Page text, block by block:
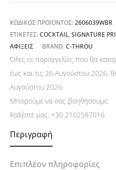
ΚΩΔΙΚΌΣ ΠΡΟΪΌΝΤΟΣ:2606039WBR
ΕΤΙΚΈΤΕΣ:COCKTAIL,SIGNATURE
ΑΦΊΞΕΙΣ
BRAND:C-THROU
Όλες οι παραγγελίες που θα
έως και τις 26 Αυγούστου 2026,
Αυγούστου 2026.
Μπορούμε να σας βοηθήσουμε;
Καλέστε μας: +30 2102587016
Περιγραφή
Επιπλέον πληροφορίες